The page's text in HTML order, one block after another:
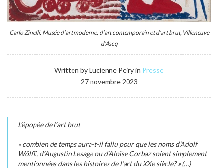
Carlo Zinelli, Musée d’art moderne, d’art contemporain et d’art brut, Villeneuve
d'Ascq
Written by Lucienne Peiry in Presse
27 novembre 2023
L’épopée de l’art brut
« combien de temps aura-t-il fallu pour que les noms d’Adolf
Wölfli, d’Augustin Lesage ou d’Aloïse Corbaz soient simplement
mentionnées dans les histoires de l’art du XXe siècle? » (…)